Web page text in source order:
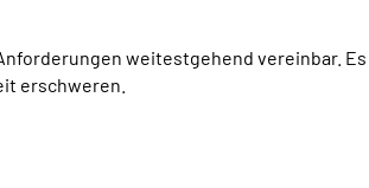
weitestgehend vereinbar.
erschweren.